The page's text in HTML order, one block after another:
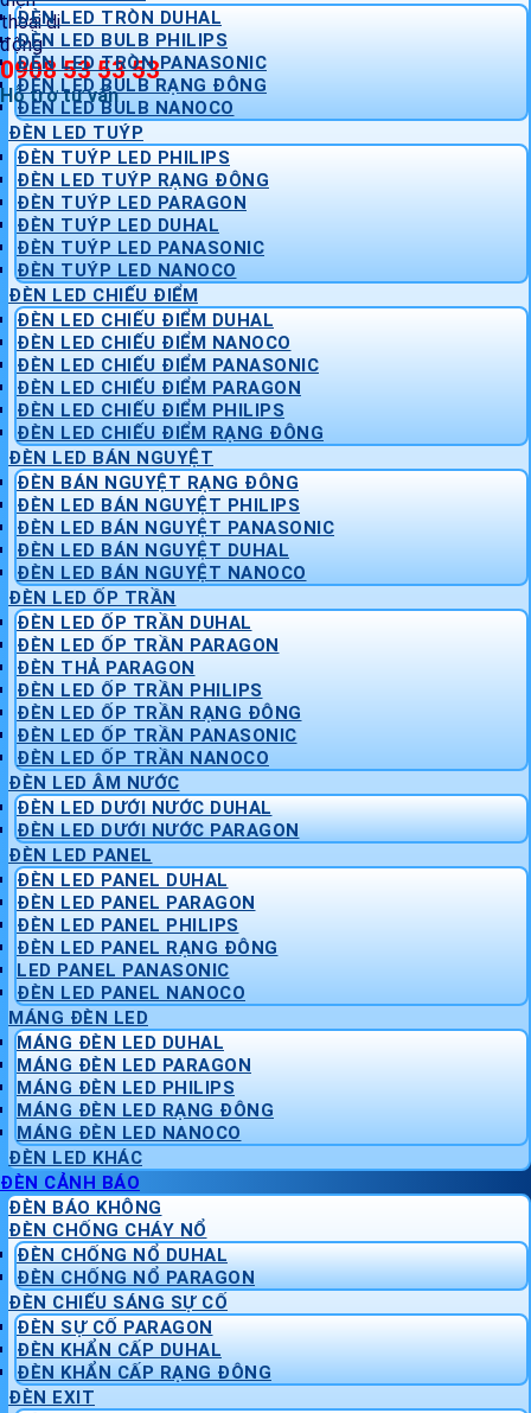
0908 53 53 53
Hỗ trợ tư vấn
ĐÈN LED TRÒN DUHAL
ĐÈN LED BULB PHILIPS
ĐÈN LED TRÒN PANASONIC
ĐÈN LED BULB RẠNG ĐÔNG
ĐÈN LED BULB NANOCO
ĐÈN LED TUÝP
ĐÈN TUÝP LED PHILIPS
ĐÈN LED TUÝP RẠNG ĐÔNG
ĐÈN TUÝP LED PARAGON
ĐÈN TUÝP LED DUHAL
ĐÈN TUÝP LED PANASONIC
ĐÈN TUÝP LED NANOCO
ĐÈN LED CHIẾU ĐIỂM
ĐÈN LED CHIẾU ĐIỂM DUHAL
ĐÈN LED CHIẾU ĐIỂM NANOCO
ĐÈN LED CHIẾU ĐIỂM PANASONIC
ĐÈN LED CHIẾU ĐIỂM PARAGON
ĐÈN LED CHIẾU ĐIỂM PHILIPS
ĐÈN LED CHIẾU ĐIỂM RẠNG ĐÔNG
ĐÈN LED BÁN NGUYỆT
ĐÈN BÁN NGUYỆT RẠNG ĐÔNG
ĐÈN LED BÁN NGUYỆT PHILIPS
ĐÈN LED BÁN NGUYỆT PANASONIC
ĐÈN LED BÁN NGUYỆT DUHAL
ĐÈN LED BÁN NGUYỆT NANOCO
ĐÈN LED ỐP TRẦN
ĐÈN LED ỐP TRẦN DUHAL
ĐÈN LED ỐP TRẦN PARAGON
ĐÈN THẢ PARAGON
ĐÈN LED ỐP TRẦN PHILIPS
ĐÈN LED ỐP TRẦN RẠNG ĐÔNG
ĐÈN LED ỐP TRẦN PANASONIC
ĐÈN LED ỐP TRẦN NANOCO
ĐÈN LED ÂM NƯỚC
ĐÈN LED DƯỚI NƯỚC DUHAL
ĐÈN LED DƯỚI NƯỚC PARAGON
ĐÈN LED PANEL
ĐÈN LED PANEL DUHAL
ĐÈN LED PANEL PARAGON
ĐÈN LED PANEL PHILIPS
ĐÈN LED PANEL RẠNG ĐÔNG
LED PANEL PANASONIC
ĐÈN LED PANEL NANOCO
MÁNG ĐÈN LED
MÁNG ĐÈN LED DUHAL
MÁNG ĐÈN LED PARAGON
MÁNG ĐÈN LED PHILIPS
MÁNG ĐÈN LED RẠNG ĐÔNG
MÁNG ĐÈN LED NANOCO
ĐÈN LED KHÁC
ĐÈN CẢNH BÁO
ĐÈN BÁO KHÔNG
ĐÈN CHỐNG CHÁY NỔ
ĐÈN CHỐNG NỔ DUHAL
ĐÈN CHỐNG NỔ PARAGON
ĐÈN CHIẾU SÁNG SỰ CỐ
ĐÈN SỰ CỐ PARAGON
ĐÈN KHẨN CẤP DUHAL
ĐÈN KHẨN CẤP RẠNG ĐÔNG
ĐÈN EXIT